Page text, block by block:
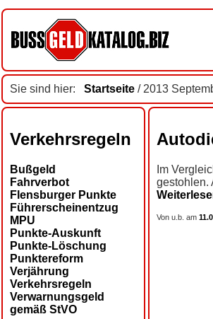
Sie sind hier: Startseite / 2013
Verkehrsregeln
Bußgeld
Fahrverbot
Flensburger Punkte
Führerscheinentzug
MPU
Punkte-Auskunft
Punkte-Löschung
Punktereform
Verjährung
Verkehrsregeln
Verwarnungsgeld
gemäß StVO
Im
gestohlen.
Von u.b. am